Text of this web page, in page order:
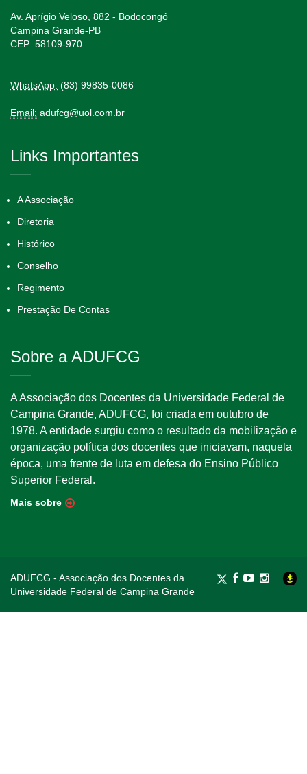
Av. Aprígio Veloso, 882 - Bodocongó
Campina Grande-PB
CEP: 58109-970
WhatsApp: (83) 99835-0086
Email: adufcg@uol.com.br
Links Importantes
A Associação
Diretoria
Histórico
Conselho
Regimento
Prestação De Contas
Sobre a ADUFCG
A Associação dos Docentes da Universidade Federal de
Campina Grande, ADUFCG, foi criada em outubro de
1978. A entidade surgiu como o resultado da mobilização e
organização política dos docentes que iniciavam, naquela
época, uma frente de luta em defesa do Ensino Público
Superior Federal.
Mais sobre
ADUFCG - Associação dos Docentes da
Universidade Federal de Campina Grande